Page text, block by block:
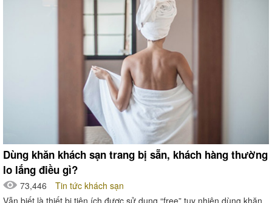
Dùng khăn khách sạn trang bị sẵn, khách hàng thường
lo lắng điều gì?
73,446
Tin tức khách sạn
Vẫn biết là thiết bị tiện ích được sử dụng “free” tuy nhiên dùng khăn